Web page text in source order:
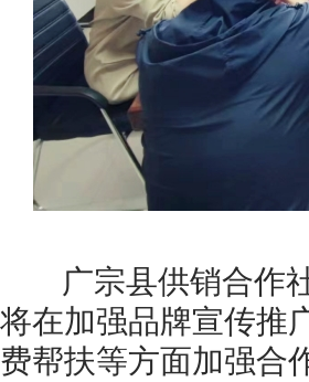
广宗县供销合作社
将在加强品牌宣传推
费帮扶等方面加强合